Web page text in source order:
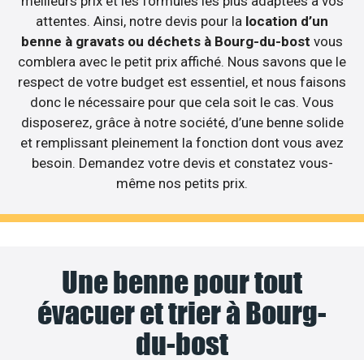
attentes. Ainsi, notre devis pour la location d’un
benne à gravats ou déchets à Bourg-du-bost vous
comblera avec le petit prix affiché. Nous savons que le
respect de votre budget est essentiel, et nous faisons
donc le nécessaire pour que cela soit le cas. Vous
disposerez, grâce à notre société, d’une benne solide
et remplissant pleinement la fonction dont vous avez
besoin. Demandez votre devis et constatez vous-
même nos petits prix.
Une benne pour tout
évacuer et trier à Bourg-
du-bost